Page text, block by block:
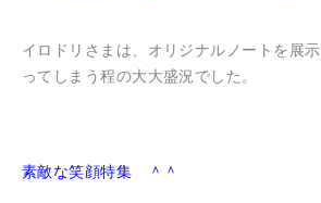
イロドリさまは、オリジナルノートを展示
ってしまう程の大大盛況でした。
素敵な笑顔特集 ＾＾